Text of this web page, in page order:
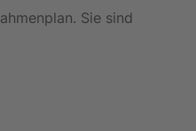
Sie sind